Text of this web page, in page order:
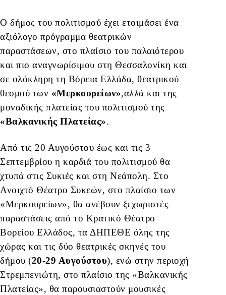
Ο δήμος του πολιτισμού έχει ετοιμάσει ένα
αξιόλογο πρόγραμμα θεατρικών
παραστάσεων, στο πλαίσιο του παλαιότερου
και πιο αναγνωρίσιμου στη Θεσσαλονίκη και
σε ολόκληρη τη Βόρεια Ελλάδα, θεατρικού
θεσμού των «Μερκουρείων»,αλλά και της
μοναδικής πλατείας του πολιτισμού της
«Βαλκανικής Πλατείας».
Από τις 20 Αυγούστου έως και τις 3
Σεπτεμβρίου η καρδιά του πολιτισμού θα
χτυπά στις Συκιές και στη Νεάπολη. Στο
Ανοιχτό Θέατρο Συκεών, στο πλαίσιο των
«Μερκουρείων», θα ανέβουν ξεχωριστές
παραστάσεις από το Κρατικό Θέατρο
Βορείου Ελλάδος, τα ΔΗΠΕΘΕ όλης της
χώρας και τις δύο θεατρικές σκηνές του
δήμου (20-29 Αυγούστου), ενώ στην περιοχή
Στρεμπενιώτη, στο πλαίσιο της «Βαλκανικής
Πλατείας», θα παρουσιαστούν μουσικές